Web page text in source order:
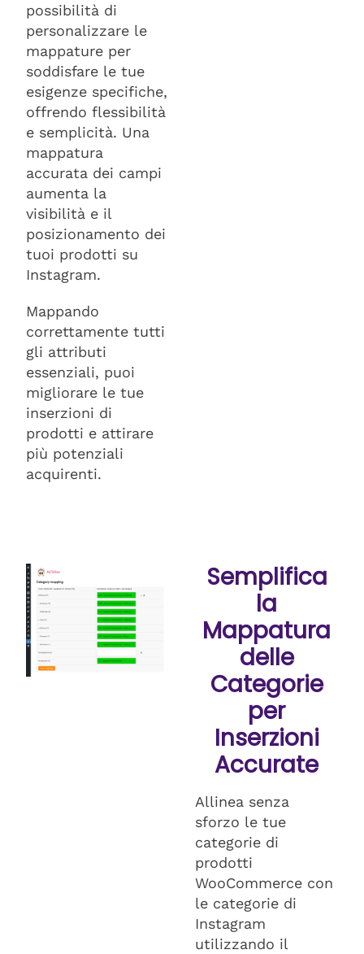
possibilità di
personalizzare le
mappature per
soddisfare le tue
esigenze specifiche,
offrendo flessibilità
e semplicità. Una
mappatura
accurata dei campi
aumenta la
visibilità e il
posizionamento dei
tuoi prodotti su
Instagram.
Mappando
correttamente tutti
gli attributi
essenziali, puoi
migliorare le tue
inserzioni di
prodotti e attirare
più potenziali
acquirenti.
Semplifica
la
Mappatura
delle
Categorie
per
Inserzioni
Accurate
Allinea senza
sforzo le tue
categorie di
prodotti
WooCommerce con
le categorie di
Instagram
utilizzando il